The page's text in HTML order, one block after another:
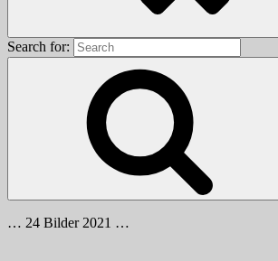
Search for:
… 24 Bilder 2021 …